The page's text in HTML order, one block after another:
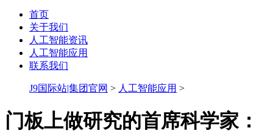
首页
关于我们
人工智能资讯
人工智能应用
联系我们
J9国际站|集团官网 > 人工智能应用 >
门板上做研究的首席科学家：